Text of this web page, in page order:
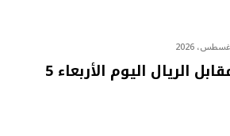
أسعار العملات مقابل الريال اليوم الأربعاء 5